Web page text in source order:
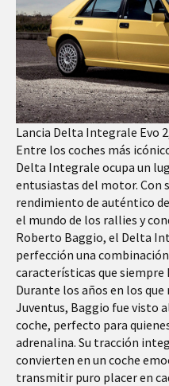
Lancia Delta Integrale Evo
Entre los coches más
Delta Integrale ocupa un
entusiastas del motor. Con
rendimiento de auténtico
el mundo de los rallies y
Roberto Baggio, el Delta
perfección una
características que siempre
Durante los años en los
Juventus, Baggio fue visto
coche, perfecto para
adrenalina. Su tracción
convierten en un coche
transmitir puro placer en